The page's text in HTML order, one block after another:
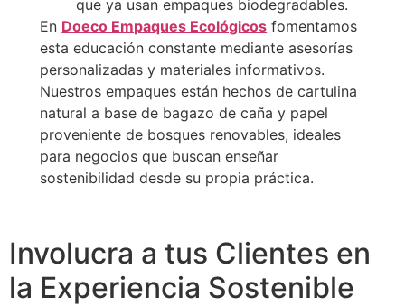
que ya usan empaques biodegradables.
En Doeco Empaques Ecológicos fomentamos
esta educación constante mediante asesorías
personalizadas y materiales informativos.
Nuestros empaques están hechos de cartulina
natural a base de bagazo de caña y papel
proveniente de bosques renovables, ideales
para negocios que buscan enseñar
sostenibilidad desde su propia práctica.
Involucra a tus Clientes en
la Experiencia Sostenible